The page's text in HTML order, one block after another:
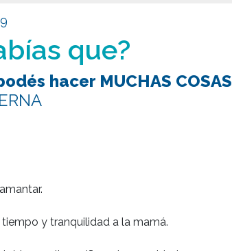
que?
hacer MUCHAS COSAS